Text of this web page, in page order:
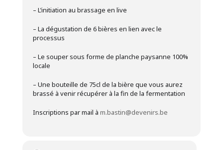
– L’initiation au brassage en live
– La dégustation de 6 bières en lien avec le
processus
– Le souper sous forme de planche paysanne 100%
locale
– Une bouteille de 75cl de la bière que vous aurez
brassé à venir récupérer à la fin de la fermentation
Inscriptions par mail à m.bastin@devenirs.be